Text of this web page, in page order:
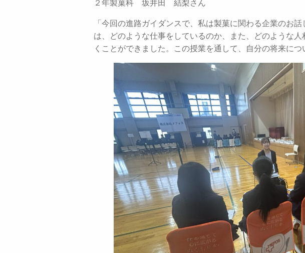
２年製菓科 坂井田 結梨さん
「今回の進路ガイダンスで、私は製菓に関わる企業のお
は、どのような仕事をしているのか、また、どのような
くことができました。この授業を通して、自分の将来に